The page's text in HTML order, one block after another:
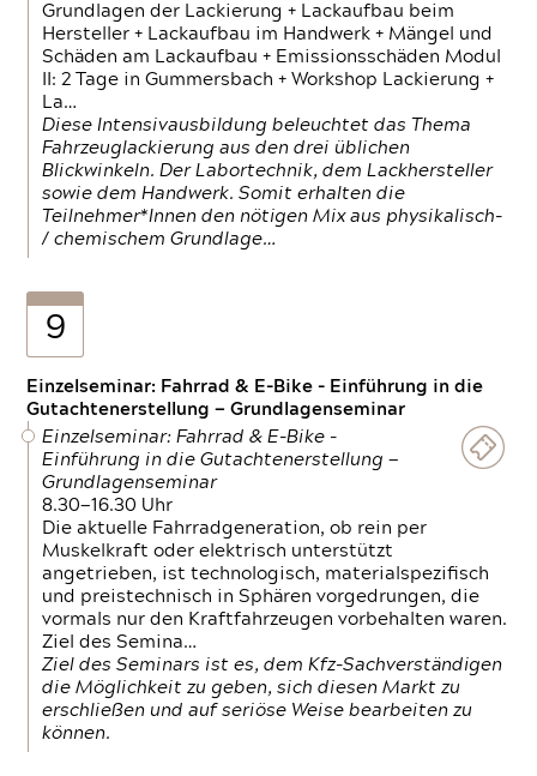
Grundlagen der Lackierung + Lackaufbau beim
Hersteller + Lackaufbau im Handwerk + Mängel und
Schäden am Lackaufbau + Emissionsschäden Modul
II: 2 Tage in Gummersbach + Workshop Lackierung +
La…
Diese Intensivausbildung beleuchtet das Thema
Fahrzeuglackierung aus den drei üblichen
Blickwinkeln. Der Labortechnik, dem Lackhersteller
sowie dem Handwerk. Somit erhalten die
Teilnehmer*Innen den nötigen Mix aus physikalisch-
/ chemischem Grundlage…
9
Einzelseminar: Fahrrad & E-Bike - Einführung in die
Gutachtenerstellung — Grundlagenseminar
Einzelseminar: Fahrrad & E-Bike -
Einführung in die Gutachtenerstellung —
Grundlagenseminar
8.30—16.30 Uhr
Die aktuelle Fahrradgeneration, ob rein per
Muskelkraft oder elektrisch unterstützt
angetrieben, ist technologisch, materialspezifisch
und preistechnisch in Sphären vorgedrungen, die
vormals nur den Kraftfahrzeugen vorbehalten waren.
Ziel des Semina…
Ziel des Seminars ist es, dem Kfz-Sachverständigen
die Möglichkeit zu geben, sich diesen Markt zu
erschließen und auf seriöse Weise bearbeiten zu
können.